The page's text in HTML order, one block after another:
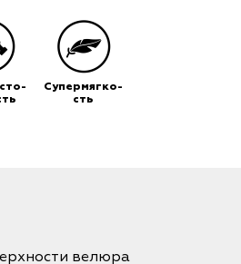
Супермягко-
сть
велюра